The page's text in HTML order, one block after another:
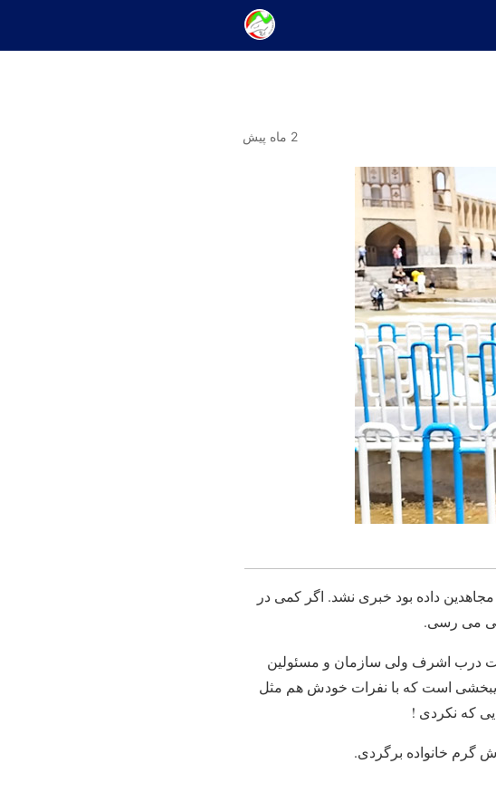
2 ماه پیش
داده بود خبری نشد. اگر کمی در
می رسی.
درب اشرف ولی سازمان و مسئولین
است که با نفرات خودش هم مثل
که نکردی !
گرم خانواده برگردی.